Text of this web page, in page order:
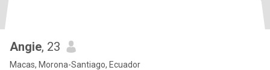
Angie, 23
Macas, Morona-Santiago, Ecuador